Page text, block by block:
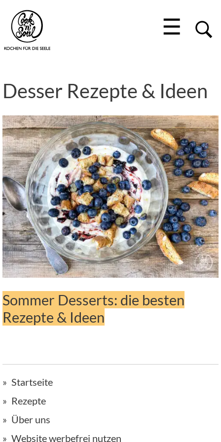
☰
Desser Rezepte & Ideen
Sommer Desserts: die besten
Rezepte & Ideen
Startseite
Rezepte
Über uns
Website werbefrei nutzen